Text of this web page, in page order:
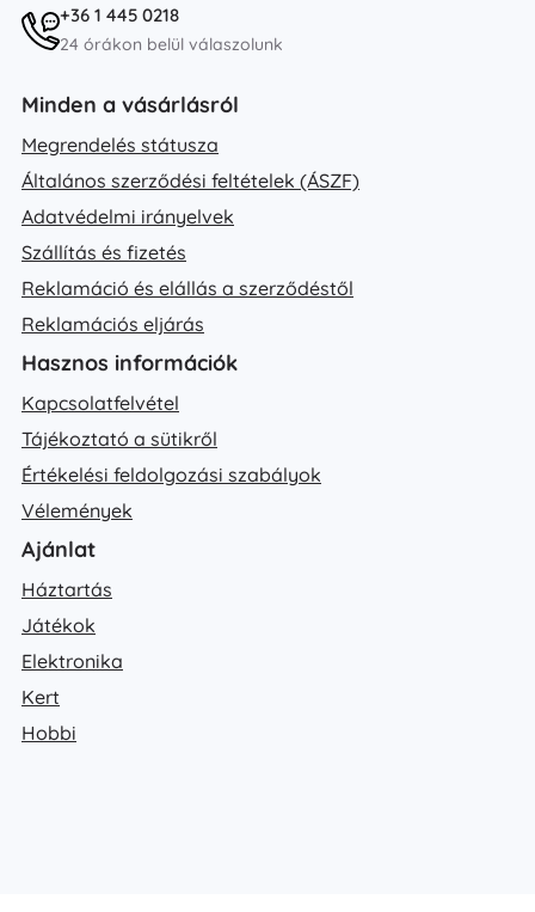
+36 1 445 0218
24 órákon belül válaszolunk
Minden a vásárlásról
Megrendelés státusza
Általános szerződési feltételek (ÁSZF)
Adatvédelmi irányelvek
Szállítás és fizetés
Reklamáció és elállás a szerződéstől
Reklamációs eljárás
Hasznos információk
Kapcsolatfelvétel
Tájékoztató a sütikről
Értékelési feldolgozási szabályok
Vélemények
Ajánlat
Háztartás
Játékok
Elektronika
Kert
Hobbi